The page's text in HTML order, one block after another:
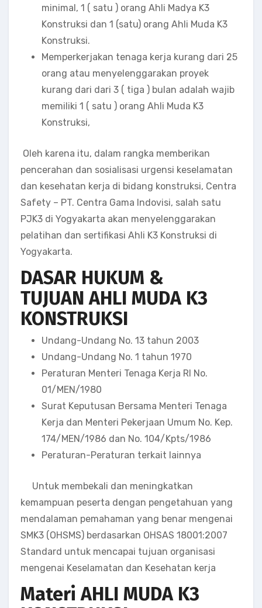
minimal, 1 ( satu ) orang Ahli Madya K3
Konstruksi dan 1 (satu) orang Ahli Muda K3
Konstruksi.
Memperkerjakan tenaga kerja kurang dari 25
orang atau menyelenggarakan proyek
kurang dari dari 3 ( tiga ) bulan adalah wajib
memiliki 1 ( satu ) orang Ahli Muda K3
Konstruksi,
Oleh karena itu, dalam rangka memberikan
pencerahan dan sosialisasi urgensi keselamatan
dan kesehatan kerja di bidang konstruksi, Centra
Safety – PT. Centra Gama Indovisi, salah satu
PJK3 di Yogyakarta akan menyelenggarakan
pelatihan dan sertifikasi Ahli K3 Konstruksi di
Yogyakarta.
DASAR HUKUM &
TUJUANAHLI MUDA K3
KONSTRUKSI
Undang-Undang No. 13 tahun 2003
Undang-Undang No. 1 tahun 1970
Peraturan Menteri Tenaga Kerja RI No.
01/MEN/1980
Surat Keputusan Bersama Menteri Tenaga
Kerja dan Menteri Pekerjaan Umum No. Kep.
174/MEN/1986 dan No. 104/Kpts/1986
Peraturan-Peraturan terkait lainnya
Untuk membekali dan meningkatkan
kemampuan peserta dengan pengetahuan yang
mendalaman pemahaman yang benar mengenai
SMK3 (OHSMS) berdasarkan OHSAS 18001:2007
Standard untuk mencapai tujuan organisasi
mengenai Keselamatan dan Kesehatan kerja
MateriAHLI MUDA K3